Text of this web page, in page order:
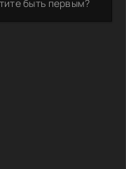
быть первым?